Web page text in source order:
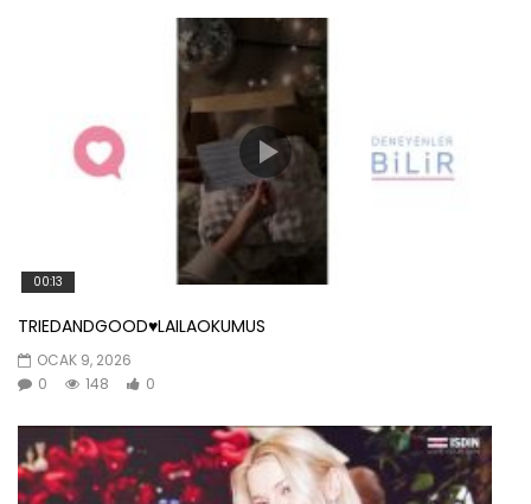
00:13
TRIEDANDGOOD♥️LAILAOKUMUS
OCAK 9, 2026
0
148 0